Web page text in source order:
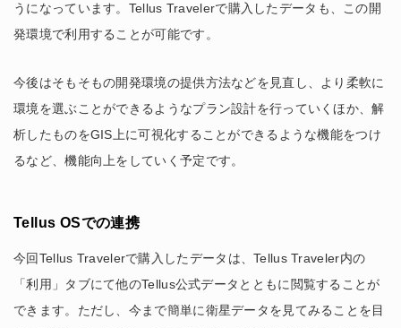
うになっています。Tellus Travelerで購入したデータも、この開
発環境で利用することが可能です。
今後はそもそもの開発環境の提供方法などを見直し、より柔軟に
環境を選ぶことができるようなプラン設計を行っていくほか、解
析したものをGIS上に可視化することができるような機能をつけ
るなど、機能向上をしていく予定です。
Tellus OSでの連携
今回Tellus Travelerで購入したデータは、Tellus Traveler内の
「利用」タブにて他のTellus公式データとともに閲覧することが
できます。ただし、今まで簡単に衛星データを見てみることを目